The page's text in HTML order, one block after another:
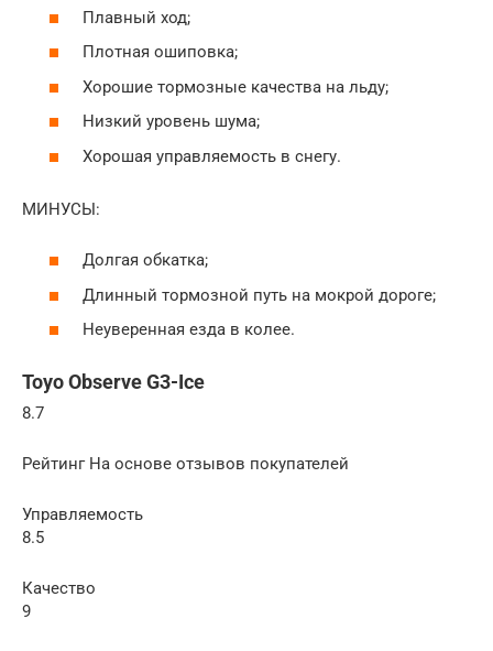
Плавный ход;
Плотная ошиповка;
Хорошие тормозные качества на льду;
Низкий уровень шума;
Хорошая управляемость в снегу.
МИНУСЫ:
Долгая обкатка;
Длинный тормозной путь на мокрой дороге;
Неуверенная езда в колее.
Toyo Observe G3-Ice
8.7
Рейтинг На основе отзывов покупателей
Управляемость
8.5
Качество
9